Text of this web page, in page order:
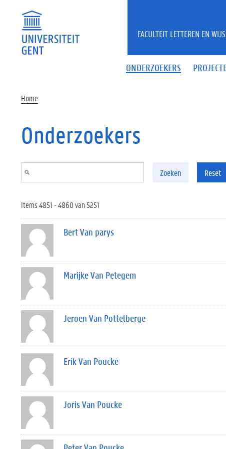
ONDERZOEKERS
FACULTEIT LETTEREN EN
Home
Onderzoekers
Zoeken Reset
Items 4851 - 4860 van 5251
Bert Van parys
Marijke Van Petegem
Jeroen Van Pottelberge
Erik Van Poucke
Joris Van Poucke